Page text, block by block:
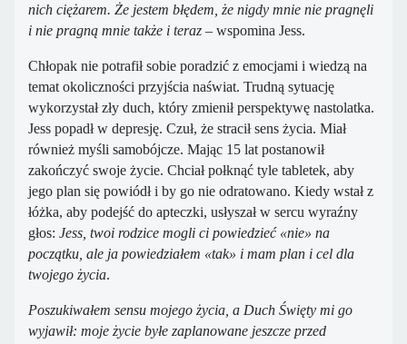
nich ciężarem. Że jestem błędem, że nigdy mnie nie pragnęli
i nie pragną mnie także i teraz – wspomina Jess.
Chłopak nie potrafił sobie poradzić z emocjami i wiedzą na
temat okoliczności przyjścia naświat. Trudną sytuację
wykorzystał zły duch, który zmienił perspektywę nastolatka.
Jess popadł w depresję. Czuł, że stracił sens życia. Miał
również myśli samobójcze. Mając 15 lat postanowił
zakończyć swoje życie. Chciał połknąć tyle tabletek, aby
jego plan się powiódł i by go nie odratowano. Kiedy wstał z
łóżka, aby podejść do apteczki, usłyszał w sercu wyraźny
głos: Jess, twoi rodzice mogli ci powiedzieć «nie» na
początku, ale ja powiedziałem «tak» i mam plan i cel dla
twojego życia.
Poszukiwałem sensu mojego życia, a Duch Święty mi go
wyjawił: moje życie byłe zaplanowane jeszcze przed